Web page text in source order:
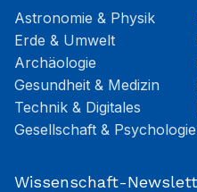
Astronomie & Physik
Erde & Umwelt
Archäologie
Gesundheit & Medizin
Technik & Digitales
Gesellschaft & Psychologie
Wissenschaft-